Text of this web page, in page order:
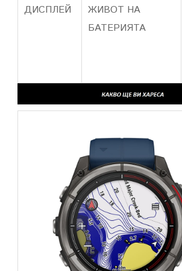
ДИСПЛЕЙ
ЖИВОТ НА
БАТЕРИЯТА